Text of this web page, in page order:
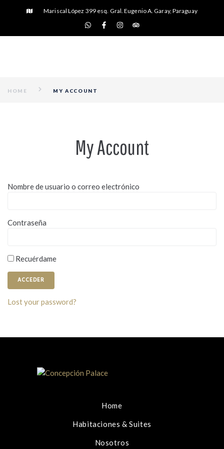
Mariscal López 399 esq. Gral. Eugenio A. Garay, Paraguay
HOME MY ACCOUNT
My Account
Nombre de usuario o correo electrónico
Contraseña
Recuérdame
Lost your password?
Home
Habitaciones & Suites
Nosotros